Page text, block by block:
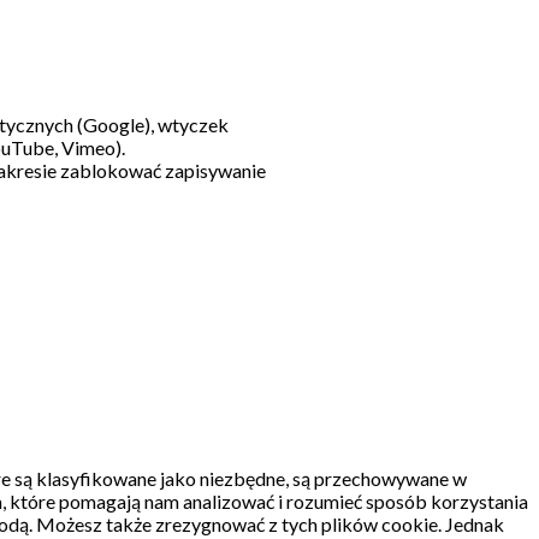
(Google), wtyczek
Vimeo).
zablokować zapisywanie
klasyfikowane jako niezbędne, są przechowywane w
pomagają nam analizować i rozumieć sposób korzystania
Możesz także zrezygnować z tych plików cookie. Jednak